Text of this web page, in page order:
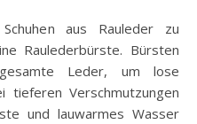
aus Rauleder zu
Raulederbürste. Bürsten
Leder, um lose
tieferen Verschmutzungen
und lauwarmes Wasser